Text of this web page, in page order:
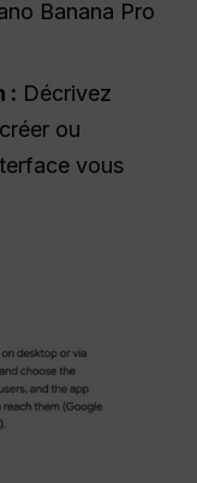
Banana Pro
: Décrivez
ou
vous